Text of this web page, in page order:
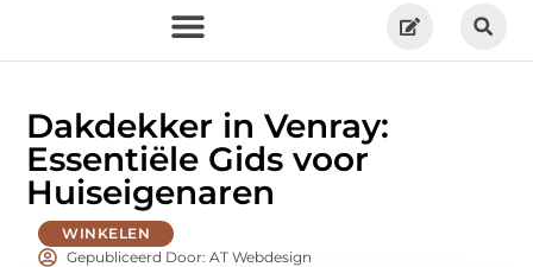
Dakdekker in Venray:
Essentiële Gids voor
Huiseigenaren
WINKELEN
Gepubliceerd Door: AT Webdesign